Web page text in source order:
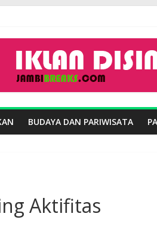
BUDAYA DAN PARIWISATA
Aktifitas